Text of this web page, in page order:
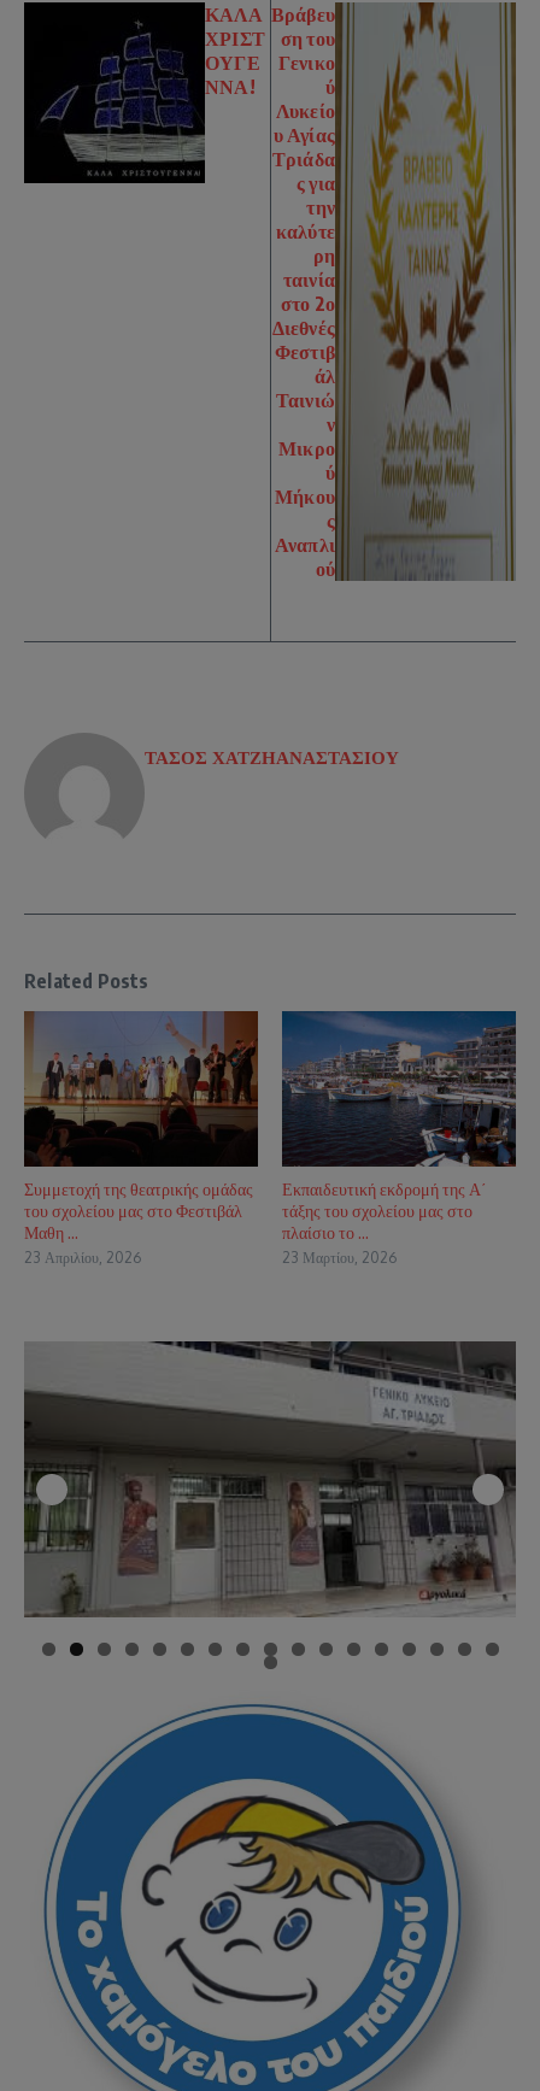
ΚΑΛΑ
ΧΡΙΣΤ
ΟΥΓΕ
ΝΝΑ!
Βράβευ
ση του
Γενικο
ύ
Λυκείο
υ Αγίας
Τριάδα
ς για
την
καλύτε
ρη
ταινία
στο 2ο
Διεθνές
Φεστιβ
άλ
Ταινιώ
ν
Μικρο
ύ
Μήκου
ς
Αναπλι
ού
ΤΑΣΟΣ ΧΑΤΖΗΑΝΑΣΤΑΣΙΟΥ
Related Posts
Συμμετοχή της θεατρικής ομάδας
του σχολείου μας στο Φεστιβάλ
Μαθη ...
23 Απριλίου, 2026
Εκπαιδευτική εκδρομή της Α΄
τάξης του σχολείου μας στο
πλαίσιο το ...
23 Μαρτίου, 2026